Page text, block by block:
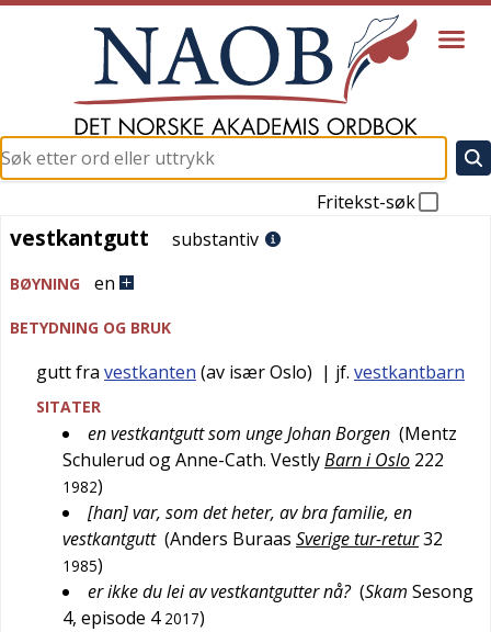
Fritekst-søk
vestkantgutt
vestkantgutt substantiv
BØYNING en
BETYDNING OG BRUK
gutt fra vestkanten (av især Oslo) | jf. vestkantbarn
SITATER
en vestkantgutt som unge Johan Borgen (Mentz
Schulerud og Anne-Cath. VestlyBarn i Oslo 222
1982)
[han] var, som det heter, av bra familie, en
vestkantgutt (Anders Buraas Sverige tur-retur32
1985)
er ikke du lei av vestkantgutter nå? (Skam Sesong
4, episode 4 2017)